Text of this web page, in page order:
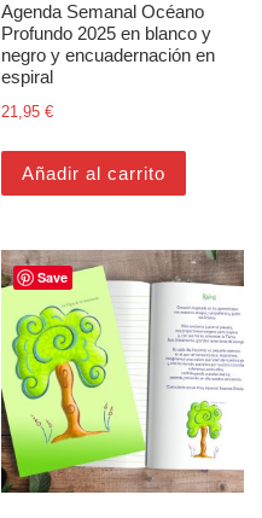
Agenda Semanal Océano
Profundo 2025 en blanco y
negro y encuadernación en
espiral
21,95€
Añadir al carrito
Save